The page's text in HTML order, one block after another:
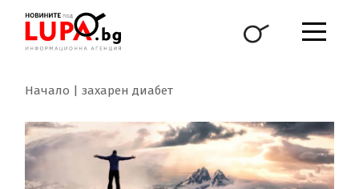
Начало захарен диабет